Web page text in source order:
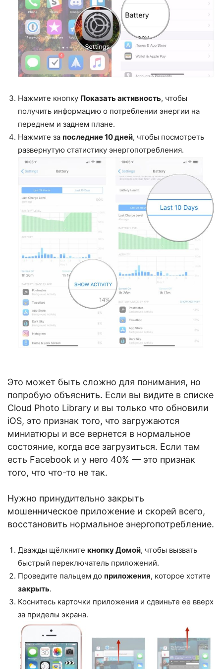
Нажмите кнопку Показать активность, чтобы
получить информацию о потреблении энергии на
переднем и заднем плане.
Нажмите за последние 10 дней, чтобы посмотреть
развернутую статистику энергопотребления.
Это может быть сложно для понимания, но
попробую объяснить. Если вы видите в списке
Cloud Photo Library и вы только что обновили
iOS, это признак того, что загружаются
миниатюры и все вернется в нормальное
состояние, когда все загрузиться. Если там
есть Facebook и у него 40% — это признак
того, что что-то не так.
Нужно принудительно закрыть
мошенническое приложение и скорей всего,
восстановить нормальное энергопотребление.
Дважды щёлкните кнопку Домой, чтобы вызвать
быстрый переключатель приложений.
Проведите пальцем до приложения, которое хотите
закрыть.
Коснитесь карточки приложения и сдвиньте ее вверх
за приделы экрана.